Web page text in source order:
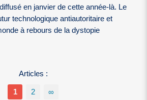
en janvier de cette année-là. Le
technologique antiautoritaire et
à rebours de la dystopie
Articles :
1 2 ∞